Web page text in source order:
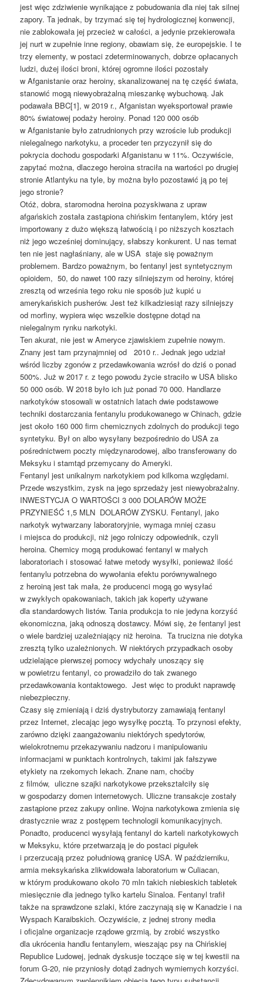
jest więc zdziwienie wynikające z pobudowania dla niej tak silnej
zapory. Ta jednak, by trzymać się tej hydrologicznej konwencji,
nie zablokowała jej przecież w całości, a jedynie przekierowała
jej nurt w zupełnie inne regiony, obawiam się, że europejskie. I te
trzy elementy, w postaci zdeterminowanych, dobrze opłacanych
ludzi, dużej ilości broni, której ogromne ilości pozostały
w Afganistanie oraz heroiny, skanalizowanej na tę część świata,
stanowić mogą niewyobrażalną mieszankę wybuchową. Jak
podawała BBC[1], w 2019 r., Afganistan wyeksportował prawie
80% światowej podaży heroiny. Ponad 120 000 osób
w Afganistanie było zatrudnionych przy wzroście lub produkcji
nielegalnego narkotyku, a proceder ten przyczynił się do
pokrycia dochodu gospodarki Afganistanu w 11%. Oczywiście,
zapytać można, dlaczego heroina straciła na wartości po drugiej
stronie Atlantyku na tyle, by można było pozostawić ją po tej
jego stronie?
Otóż, dobra, staromodna heroina pozyskiwana z upraw
afgańskich została zastąpiona chińskim fentanylem, który jest
importowany z dużo większą łatwością i po niższych kosztach
niż jego wcześniej dominujący, słabszy konkurent. U nas temat
ten nie jest nagłaśniany, ale w USA staje się poważnym
problemem. Bardzo poważnym, bo fentanyl jest syntetycznym
opioidem, 50, do nawet 100 razy silniejszym od heroiny, której
zresztą od września tego roku nie sposób już kupić u
amerykańskich pusherów. Jest też kilkadziesiąt razy silniejszy
od morfiny, wypiera więc wszelkie dostępne dotąd na
nielegalnym rynku narkotyki.
Ten akurat, nie jest w Ameryce zjawiskiem zupełnie nowym.
Znany jest tam przynajmniej od 2010 r.. Jednak jego udział
wśród liczby zgonów z przedawkowania wzrósł do dziś o ponad
500%. Już w 2017 r. z tego powodu życie straciło w USA blisko
50 000 osób. W 2018 było ich już ponad 70 000. Handlarze
narkotyków stosowali w ostatnich latach dwie podstawowe
techniki dostarczania fentanylu produkowanego w Chinach, gdzie
jest około 160 000 firm chemicznych zdolnych do produkcji tego
syntetyku. Był on albo wysyłany bezpośrednio do USA za
pośrednictwem poczty międzynarodowej, albo transferowany do
Meksyku i stamtąd przemycany do Ameryki.
Fentanyl jest unikalnym narkotykiem pod kilkoma względami.
Przede wszystkim, zysk na jego sprzedaży jest niewyobrażalny.
INWESTYCJA O WARTOŚCI 3 000 DOLARÓW MOŻE
PRZYNIEŚĆ 1,5 MLN DOLARÓW ZYSKU. Fentanyl, jako
narkotyk wytwarzany laboratoryjnie, wymaga mniej czasu
i miejsca do produkcji, niż jego rolniczy odpowiednik, czyli
heroina. Chemicy mogą produkować fentanyl w małych
laboratoriach i stosować łatwe metody wysyłki, ponieważ ilość
fentanylu potrzebna do wywołania efektu porównywalnego
z heroiną jest tak mała, że producenci mogą go wysyłać
w zwykłych opakowaniach, takich jak koperty używane
dla standardowych listów. Tania produkcja to nie jedyna korzyść
ekonomiczna, jaką odnoszą dostawcy. Mówi się, że fentanyl jest
o wiele bardziej uzależniający niż heroina. Ta trucizna nie dotyka
zresztą tylko uzależnionych. W niektórych przypadkach osoby
udzielające pierwszej pomocy wdychały unoszący się
w powietrzu fentanyl, co prowadziło do tak zwanego
przedawkowania kontaktowego. Jest więc to produkt naprawdę
niebezpieczny.
Czasy się zmieniają i dziś dystrybutorzy zamawiają fentanyl
przez Internet, zlecając jego wysyłkę pocztą. To przynosi efekty,
zarówno dzięki zaangażowaniu niektórych spedytorów,
wielokrotnemu przekazywaniu nadzoru i manipulowaniu
informacjami w punktach kontrolnych, takimi jak fałszywe
etykiety na rzekomych lekach. Znane nam, choćby
z filmów, uliczne szajki narkotykowe przekształciły się
w gospodarzy domen internetowych. Uliczne transakcje zostały
zastąpione przez zakupy online. Wojna narkotykowa zmienia się
drastycznie wraz z postępem technologii komunikacyjnych.
Ponadto, producenci wysyłają fentanyl do karteli narkotykowych
w Meksyku, które przetwarzają je do postaci pigułek
i przerzucają przez południową granicę USA. W październiku,
armia meksykańska zlikwidowała laboratorium w Culiacan,
w którym produkowano około 70 mln takich niebieskich tabletek
miesięcznie dla jednego tylko kartelu Sinaloa. Fentanyl trafił
także na sprawdzone szlaki, które zaczynają się w Kanadzie i na
Wyspach Karaibskich. Oczywiście, z jednej strony media
i oficjalne organizacje rządowe grzmią, by zrobić wszystko
dla ukrócenia handlu fentanylem, wieszając psy na Chińskiej
Republice Ludowej, jednak dyskusje toczące się w tej kwestii na
forum G-20, nie przyniosły dotąd żadnych wymiernych korzyści.